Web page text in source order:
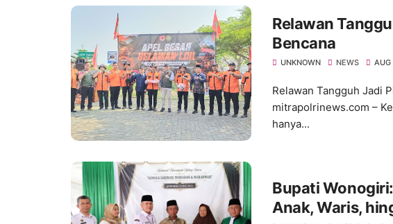
Relawan
Bencana
UNKNOWN NEWS
Relawan Tangguh Jadi
mitrapolrinews.com –
hanya...
Bupati
Anak, Waris,